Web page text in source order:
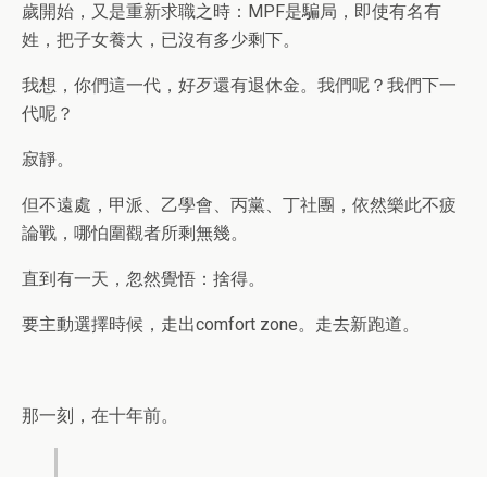
歲開始，又是重新求職之時：MPF是騙局，即使有名有
姓，把子女養大，已沒有多少剩下。
我想，你們這一代，好歹還有退休金。我們呢？我們下一
代呢？
寂靜。
但不遠處，甲派、乙學會、丙黨、丁社團，依然樂此不疲
論戰，哪怕圍觀者所剩無幾。
直到有一天，忽然覺悟：捨得。
要主動選擇時候，走出comfort zone。走去新跑道。
那一刻，在十年前。